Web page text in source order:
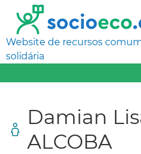
Website de recursos
solidária
Damian
ALCOBA